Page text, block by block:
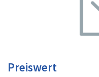
Preiswert